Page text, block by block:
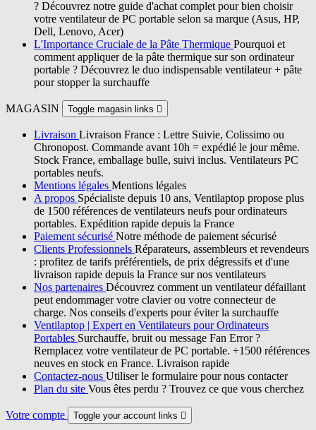
? Découvrez notre guide d'achat complet pour bien choisir
votre ventilateur de PC portable selon sa marque (Asus, HP,
Dell, Lenovo, Acer)
L'Importance Cruciale de la Pâte Thermique Pourquoi et
comment appliquer de la pâte thermique sur son ordinateur
portable ? Découvrez le duo indispensable ventilateur + pâte
pour stopper la surchauffe
MAGASIN Toggle magasin links 
Livraison Livraison France : Lettre Suivie, Colissimo ou
Chronopost. Commande avant 10h = expédié le jour même.
Stock France, emballage bulle, suivi inclus. Ventilateurs PC
portables neufs.
Mentions légales Mentions légales
A propos Spécialiste depuis 10 ans, Ventilaptop propose plus
de 1500 références de ventilateurs neufs pour ordinateurs
portables. Expédition rapide depuis la France
Paiement sécurisé Notre méthode de paiement sécurisé
Clients Professionnels Réparateurs, assembleurs et revendeurs
: profitez de tarifs préférentiels, de prix dégressifs et d'une
livraison rapide depuis la France sur nos ventilateurs
Nos partenaires Découvrez comment un ventilateur défaillant
peut endommager votre clavier ou votre connecteur de
charge. Nos conseils d'experts pour éviter la surchauffe
Ventilaptop | Expert en Ventilateurs pour Ordinateurs
Portables Surchauffe, bruit ou message Fan Error ?
Remplacez votre ventilateur de PC portable. +1500 références
neuves en stock en France. Livraison rapide
Contactez-nous Utiliser le formulaire pour nous contacter
Plan du site Vous êtes perdu ? Trouvez ce que vous cherchez
Votre compte Toggle your account links 